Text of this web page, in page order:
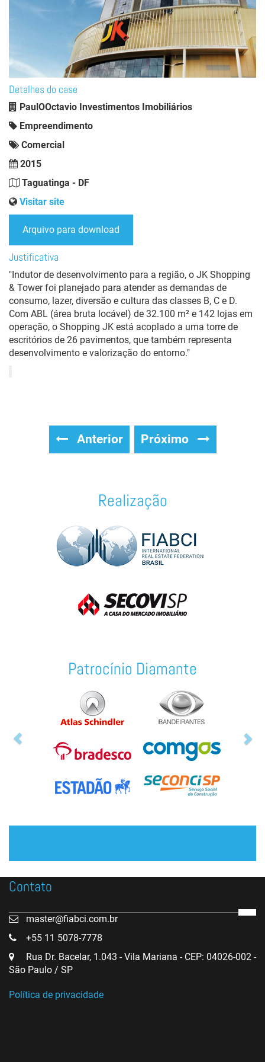
Detalhes do case
PaulOOctavio Investimentos Imobiliários
Empreendimento
Comercial
2015
Taguatinga - DF
Visitar site
Arquivo para download
Justificativa
"Indutor de desenvolvimento para a região, o JK Shopping
& Tower foi planejado para atender as demandas de
consumo, lazer, diversão e cultura das classes B, C e D.
Com ABL (área bruta locável) de 32.100 m² e 142 lojas em
operação, o Shopping JK está acoplado a uma torre de
escritórios de 26 pavimentos, que também representa
desenvolvimento e valorização do entorno."
Anterior Próximo
Realização
Patrocínio Diamante
Contato
master@fiabci.com.br
+55 11 5078-7778
Rua Dr. Bacelar, 1.043 - Vila Mariana - CEP: 04026-002 -
São Paulo / SP
Política de privacidade